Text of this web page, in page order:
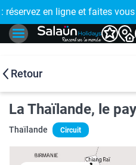
!
: réservez en ligne et faites
Retour
La Thaïlande, le
Thaïlande Circuit